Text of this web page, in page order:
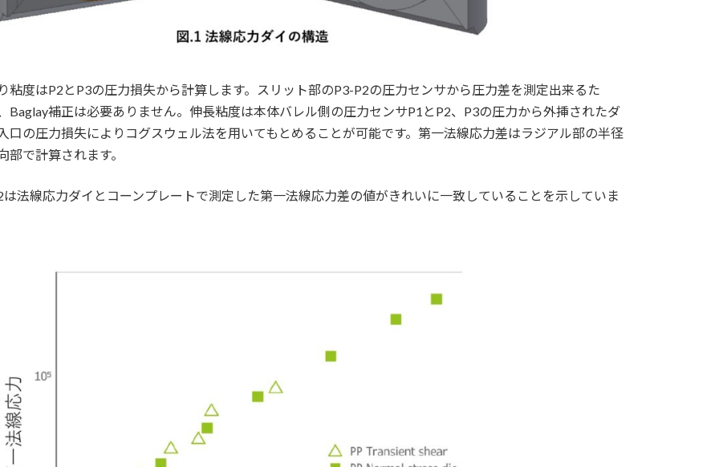
粘度はP2とP3の圧力損失から計算します。スリット部のP3-P2の圧力センサから圧力差を測定出来るた
Baglay補正は必要ありません。伸長粘度は本体バレル側の圧力センサP1とP2、P3の圧力から外挿されたダ
口の圧力損失によりコグスウェル法を用いてもとめることが可能です。第一法線応力差はラジアル部の半径
部で計算されます。
は法線応力ダイとコーンプレートで測定した第一法線応力差の値がきれいに一致していることを示していま